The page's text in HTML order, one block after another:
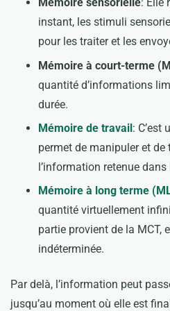
instant, les stimuli
pour les traiter et les
Mémoire à court-terme
quantité d’informations
durée.
Mémoire de travail: C’est
permet de manipuler et de
l’information retenue dans
Mémoire à long terme
quantité virtuellement
partie provient de la MCT,
indéterminée.
Par delà, l’information peut
jusqu’au moment où elle est